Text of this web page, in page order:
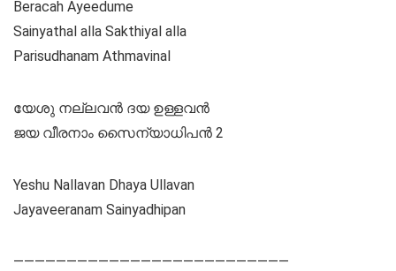
Beracah Ayeedume
Sainyathal alla Sakthiyal alla
Parisudhanam Athmavinal
യേശു നല്ലവൻ ദയ ഉള്ളവൻ
ജയ വീരനാം സൈന്യാധിപൻ 2
Yeshu Nallavan Dhaya Ullavan
Jayaveeranam Sainyadhipan
——————————————————————————